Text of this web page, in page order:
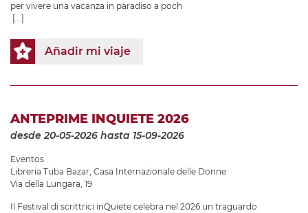
per vivere una vacanza in paradiso a poch
[...]
Añadir mi viaje
ANTEPRIME INQUIETE 2026
desde 20-05-2026 hasta 15-09-2026
Eventos
Libreria Tuba Bazar, Casa Internazionale delle Donne
Via della Lungara, 19
Il Festival di scrittrici inQuiete celebra nel 2026 un traguardo